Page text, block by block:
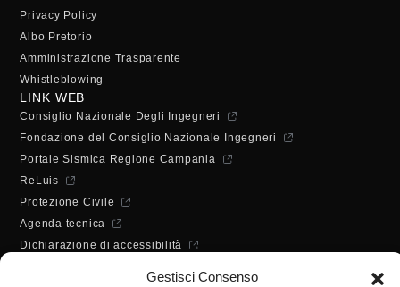
Gestisci Consenso
Privacy Policy
Albo Pretorio
Amministrazione Trasparente
Whistleblowing
LINK WEB
Consiglio Nazionale Degli Ingegneri
Fondazione del Consiglio Nazionale Ingegneri
Portale Sismica Regione Campania
ReLuis
Protezione Civile
Agenda tecnica
Dichiarazione di accessibilità
Lunedì - Mercoledì - Venerdì: